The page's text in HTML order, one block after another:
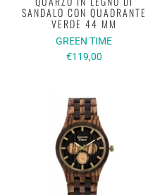
SANDALO CON QUADRANTE
VERDE 44 MM
GREEN TIME
€119,00